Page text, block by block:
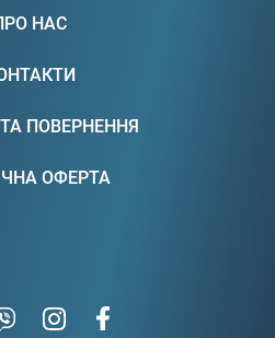
НАС
ТА ПОВЕРНЕННЯ
ОФЕРТА